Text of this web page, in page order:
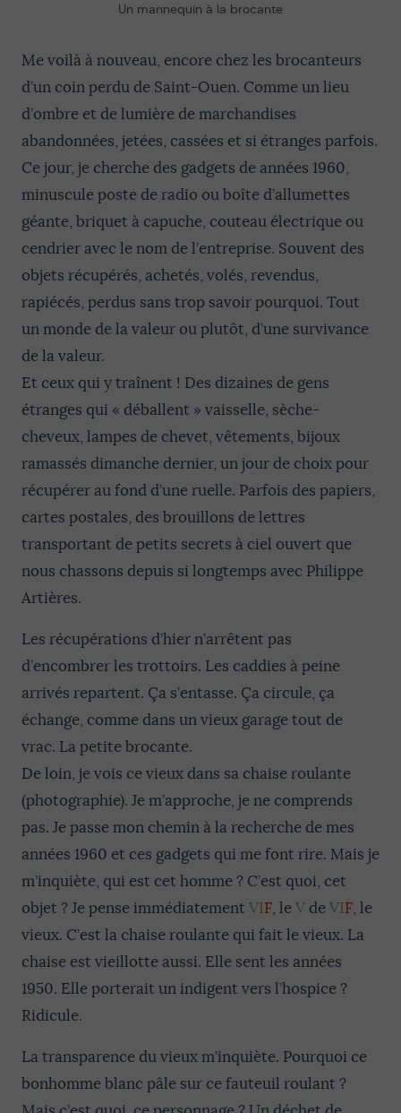
Un mannequin à la brocante
Me voilà à nouveau, encore chez les brocanteurs
d’un coin perdu de Saint-Ouen. Comme un lieu
d’ombre et de lumière de marchandises
abandonnées, jetées, cassées et si étranges parfois.
Ce jour, je cherche des gadgets de années 1960,
minuscule poste de radio ou boîte d’allumettes
géante, briquet à capuche, couteau électrique ou
cendrier avec le nom de l’entreprise. Souvent des
objets récupérés, achetés, volés, revendus,
rapiécés, perdus sans trop savoir pourquoi. Tout
un monde de la valeur ou plutôt, d’une survivance
de la valeur.
Et ceux qui y traînent ! Des dizaines de gens
étranges qui « déballent » vaisselle, sèche-
cheveux, lampes de chevet, vêtements, bijoux
ramassés dimanche dernier, un jour de choix pour
récupérer au fond d’une ruelle. Parfois des papiers,
cartes postales, des brouillons de lettres
transportant de petits secrets à ciel ouvert que
nous chassons depuis si longtemps avec Philippe
Artières.
Les récupérations d’hier n’arrêtent pas
d’encombrer les trottoirs. Les caddies à peine
arrivés repartent. Ça s’entasse. Ça circule, ça
échange, comme dans un vieux garage tout de
vrac. La petite brocante.
De loin, je vois ce vieux dans sa chaise roulante
(photographie). Je m’approche, je ne comprends
pas. Je passe mon chemin à la recherche de mes
années 1960 et ces gadgets qui me font rire. Mais je
m’inquiète, qui est cet homme ? C’est quoi, cet
objet ? Je pense immédiatement VIF, leV deVIF, le
vieux. C’est la chaise roulante qui fait le vieux. La
chaise est vieillotte aussi. Elle sent les années
1950. Elle porterait un indigent vers l’hospice ?
Ridicule.
La transparence du vieux m’inquiète. Pourquoi ce
bonhomme blanc pâle sur ce fauteuil roulant ?